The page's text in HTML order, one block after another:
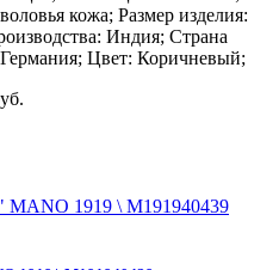
кожа; Размер изделия:
Индия; Страна
Цвет: Коричневый;